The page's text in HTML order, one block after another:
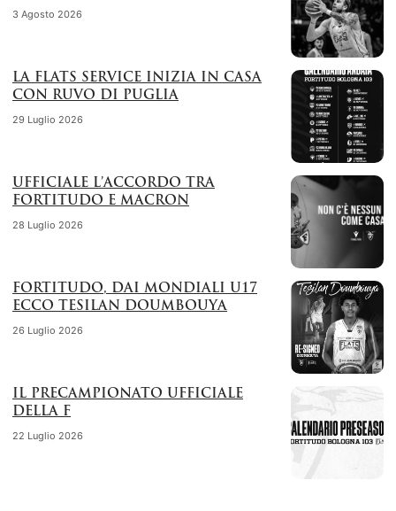
3 Agosto 2026
LA FLATS SERVICE INIZIA IN CASA
CON RUVO DI PUGLIA
29 Luglio 2026
UFFICIALE L’ACCORDO TRA
FORTITUDO E MACRON
28 Luglio 2026
FORTITUDO, DAI MONDIALI U17
ECCO TESILAN DOUMBOUYA
26 Luglio 2026
IL PRECAMPIONATO UFFICIALE
DELLA F
22 Luglio 2026